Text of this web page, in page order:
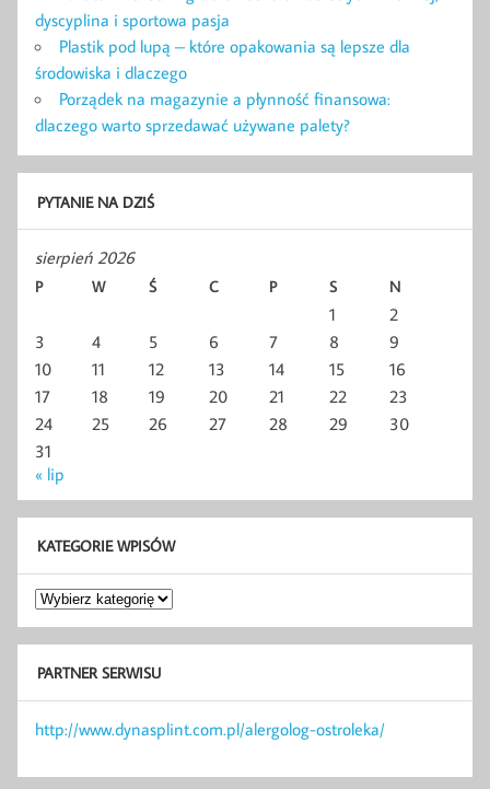
dyscyplina i sportowa pasja
Plastik pod lupą – które opakowania są lepsze dla
środowiska i dlaczego
Porządek na magazynie a płynność finansowa:
dlaczego warto sprzedawać używane palety?
PYTANIE NA DZIŚ
sierpień 2026
P W Ś C P S N
1
2
3
4 5 6 7 8
9
10
11 12 13 14 15
16
17
18 19 20 21 22
23
24
25 26 27 28 29
30
31
« lip
KATEGORIE WPISÓW
Kategorie
wpisów
PARTNER SERWISU
http://www.dynasplint.com.pl/alergolog-ostroleka/